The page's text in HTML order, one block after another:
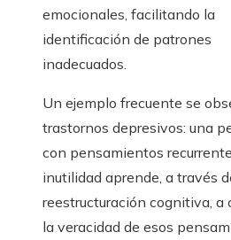
emocionales, facilitando la
identificación de patrones
inadecuados.
Un ejemplo frecuente se
trastornos depresivos: una
con pensamientos
inutilidad aprende, a través
reestructuración cognitiva, a
la veracidad de esos